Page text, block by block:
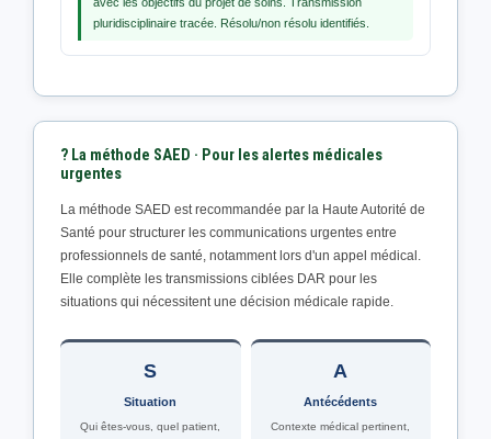
pluridisciplinaire tracée. Résolu/non résolu identifiés.
? La méthode SAED · Pour les alertes médicales
urgentes
La méthode SAED est recommandée par la Haute Autorité de
Santé pour structurer les communications urgentes entre
professionnels de santé, notamment lors d'un appel médical.
Elle complète les transmissions ciblées DAR pour les
situations qui nécessitent une décision médicale rapide.
S
Situation
Qui êtes-vous, quel patient,
A
Antécédents
Contexte médical pertinent,